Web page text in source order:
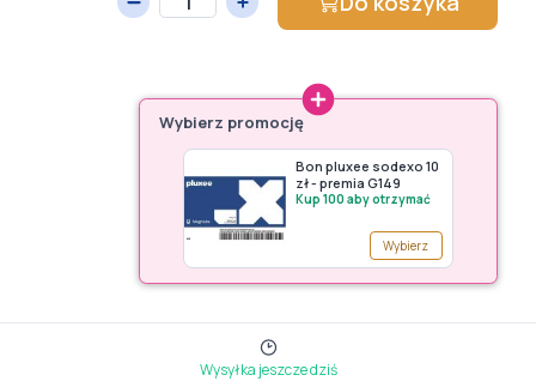
Wybierz promocję
Bon pluxee sodexo 10
zł - premia G149
Kup 100 aby otrzymać
Wybierz
Wysyłka jeszcze dziś